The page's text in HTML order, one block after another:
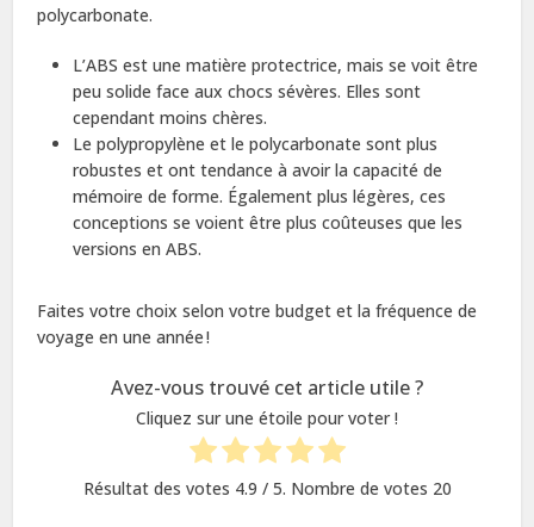
polycarbonate.
L’ABS est une matière protectrice, mais se voit être
peu solide face aux chocs sévères. Elles sont
cependant moins chères.
Le polypropylène et le polycarbonate sont plus
robustes et ont tendance à avoir la capacité de
mémoire de forme. Également plus légères, ces
conceptions se voient être plus coûteuses que les
versions en ABS.
Faites votre choix selon votre budget et la fréquence de
voyage en une année !
Avez-vous trouvé cet article utile ?
Cliquez sur une étoile pour voter !
Résultat des votes 4.9 / 5. Nombre de votes 20